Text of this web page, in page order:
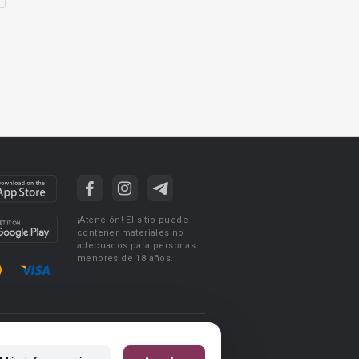
¡Atención! El sitio puede
contener materiales no
adecuados para personas
menores de 18 años.